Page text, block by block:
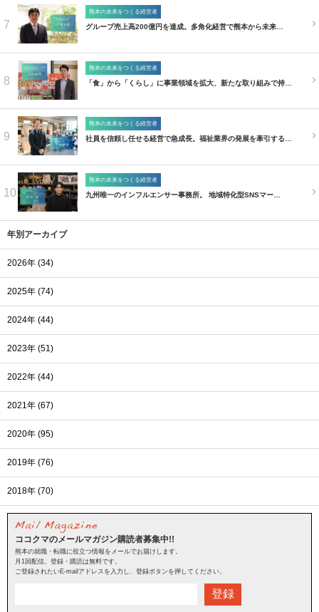
7
熊本の未来をつくる経営者
グループ売上高200億円を達成。多角化経営で熊本から未来…
8
熊本の未来をつくる経営者
「食」から「くらし」に事業領域を拡大、新たな取り組みで持…
9
熊本の未来をつくる経営者
社員を信頼し任せる経営で急成長。福祉業界の発展を牽引する…
10
熊本の未来をつくる経営者
九州唯一のインフルエンサー事務所。 地域特化型SNSマー…
年別アーカイブ
2026年 (34)
2025年 (74)
2024年 (44)
2023年 (51)
2022年 (44)
2021年 (67)
2020年 (95)
2019年 (76)
2018年 (70)
ココクマのメールマガジン購読者募集中!!
熊本の就職・転職に役立つ情報をメールでお届けします。
月1回配信。登録・購読は無料です。
ご登録されたいE-mailアドレスを入力し、登録ボタンを押してください。
登録